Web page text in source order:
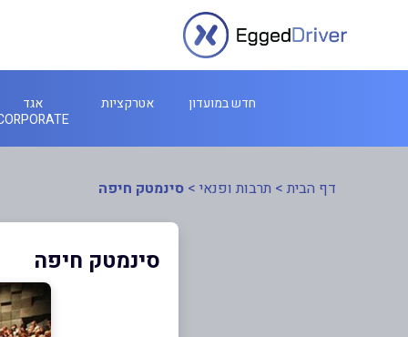
חדש במועדון אטרקציות
אגד
דף הבית > תרבות ופנאי > סינמטק חיפה
סינמטק חיפה